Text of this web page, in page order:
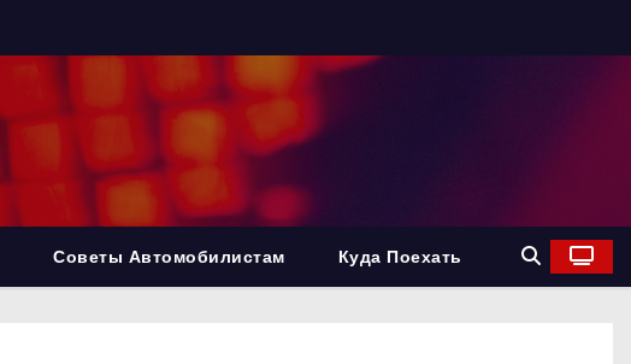
Советы Автомобилистам Куда Поехать